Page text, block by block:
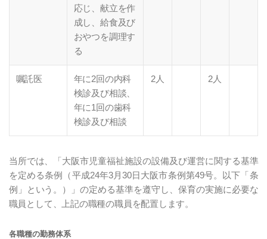
応じ、献立を作
成し、給食及び
おやつを調理す
る
嘱託医
年に2回の内科
検診及び相談、
年に1回の歯科
検診及び相談
2人 2人
当所では、「大阪市児童福祉施設の設備及び運営に関する基準
を定める条例（平成24年3月30日大阪市条例第49号。以下「条
例」という。）」の定める基準を遵守し、保育の実施に必要な
職員として、上記の職種の職員を配置します。
各職種の勤務体系